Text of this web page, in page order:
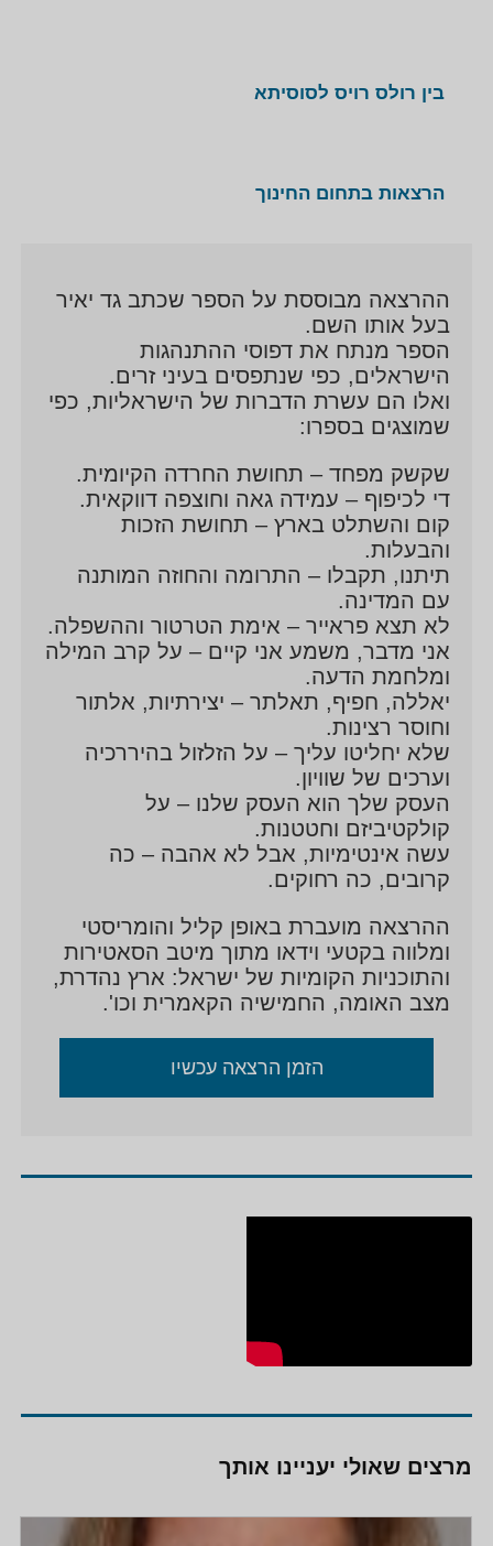
בין רולס רויס לסוסיתא
הרצאות בתחום החינוך
ההרצאה מבוססת על הספר שכתב גד יאיר
בעל אותו השם.
הספר מנתח את דפוסי ההתנהגות
הישראלים, כפי שנתפסים בעיני זרים.
ואלו הם עשרת הדברות של הישראליות, כפי
שמוצגים בספרו:
שקשק מפחד – תחושת החרדה הקיומית.
די לכיפוף – עמידה גאה וחוצפה דווקאית.
קום והשתלט בארץ – תחושת הזכות
והבעלות.
תיתנו, תקבלו – התרומה והחוזה המותנה
עם המדינה.
לא תצא פראייר – אימת הטרטור וההשפלה.
אני מדבר, משמע אני קיים – על קרב המילה
ומלחמת הדעה.
יאללה, חפיף, תאלתר – יצירתיות, אלתור
וחוסר רצינות.
שלא יחליטו עליך – על הזלזול בהיררכיה
וערכים של שוויון.
העסק שלך הוא העסק שלנו – על
קולקטיביזם וחטטנות.
עשה אינטימיות, אבל לא אהבה – כה
קרובים, כה רחוקים.
ההרצאה מועברת באופן קליל והומריסטי
ומלווה בקטעי וידאו מתוך מיטב הסאטירות
והתוכניות הקומיות של ישראל: ארץ נהדרת,
מצב האומה, החמישיה הקאמרית וכו'.
הזמן הרצאה עכשיו
מרצים שאולי יעניינו אותך